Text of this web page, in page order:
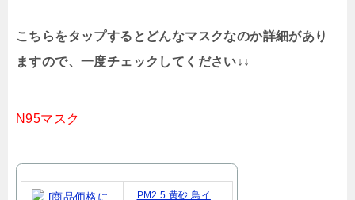
こちらをタップするとどんなマスクなのか詳細があり
ますので、一度チェックしてください↓↓
N95マスク
PM2.5 黄砂 鳥イ